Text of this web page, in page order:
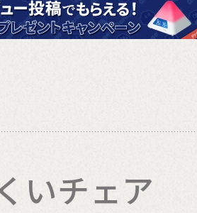
いチェア